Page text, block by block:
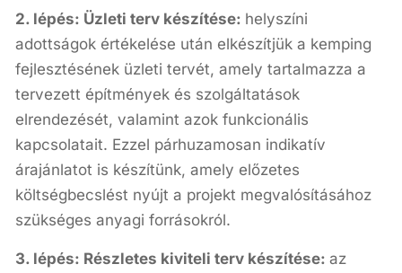
2. lépés: Üzleti terv készítése: helyszíni
adottságok értékelése után elkészítjük a kemping
fejlesztésének üzleti tervét, amely tartalmazza a
tervezett építmények és szolgáltatások
elrendezését, valamint azok funkcionális
kapcsolatait. Ezzel párhuzamosan indikatív
árajánlatot is készítünk, amely előzetes
költségbecslést nyújt a projekt megvalósításához
szükséges anyagi forrásokról.
3. lépés: Részletes kiviteli terv készítése: az